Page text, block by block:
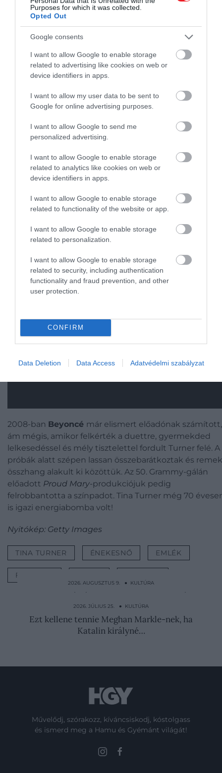
Purposes for which it was collected.
Opted Out
Google consents
I want to allow Google to enable storage
related to advertising like cookies on web or
device identifiers in apps.
I want to allow my user data to be sent to
Google for online advertising purposes.
I want to allow Google to send me
personalized advertising.
I want to allow Google to enable storage
related to analytics like cookies on web or
device identifiers in apps.
I want to allow Google to enable storage
related to functionality of the website or app.
I want to allow Google to enable storage
related to personalization.
I want to allow Google to enable storage
related to security, including authentication
functionality and fraud prevention, and other
user protection.
CONFIRM
Data Deletion Data Access Adatvédelmi szabályzat
összezördülésükről. Az elmesélés szerint Turner
megpróbálta őt és zenekarát többször is kioktatni,
különféle dalokat, de Elton nem hagyta magát.
A legnagyobb balhé pedig akkor robbant ki, amikor a
Divas LiverőlTurner késett, miközben Elton és
várakozott rá. Végül kibékültek, de mindenesetre a
színpadon feszültség keletkezett, ami kifejezetten jót
tett aThe Bitch Is Back című dal előadásának.
Mindketten csodálatosak voltak.
Olvasd el ezt is!Rocknagyi a boltok polcain – Tina
Tina Turner és Beyoncé - Proud Mary
2008-ban Beyoncé már elismert előadónak számított,
ám mégis, amikor felkérték a duettre, gyermekded
lelkesedéssel és mély tisztelettel fordult Turner felé. A
próbák alatt szépen lassan összebarátkoztak és remek
összhang alakult ki közöttük. Az 50. Grammy-gálán
előadott Proud Mary-produkciójuk pedig
felrobbantotta a színpadot. Tina Turner még 70
is igazi energiabomba volt!
Nyitókép: Getty Images
TINA TURNER ÉNEKESNŐ EMLÉK
FELLÉPÉS
2026. AUGUSZTUS 9. ● KULTÚRA
Ketrecbe zárták, majd a madarakra bízták
a kivégzetteket
2026. JÚLIUS 25. ● KULTÚRA
Ezt kellene tennie Meghan Markle-nek, ha
Katalin királyné…
Művelődj, szórakozz, kíváncsiskodj, kóstolgass
és ismerd meg a Hamu és Gyémánt világát!